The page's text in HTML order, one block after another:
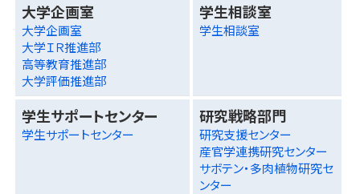
大学企画室
大学企画室
大学ＩＲ推進部
高等教育推進部
大学評価推進部
学生相談室
学生相談室
学生サポートセンター
学生サポートセンター
研究戦略部門
研究支援センター
産官学連携研究センター
サボテン・多肉植物研究セ
ンター